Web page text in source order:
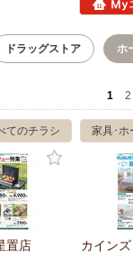
ドラッグストア ホ
1 2
家具･ホ
てのチラシ
置店 カイン